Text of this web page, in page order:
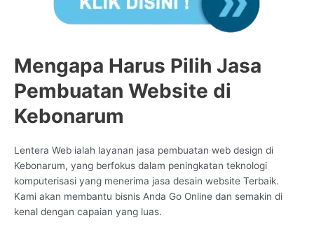
Mengapa Harus Pilih Jasa
Pembuatan Website di
Kebonarum
Lentera Web ialah layanan jasa pembuatan web design di
Kebonarum, yang berfokus dalam peningkatan teknologi
komputerisasi yang menerima jasa desain website Terbaik.
Kami akan membantu bisnis Anda Go Online dan semakin di
kenal dengan capaian yang luas.